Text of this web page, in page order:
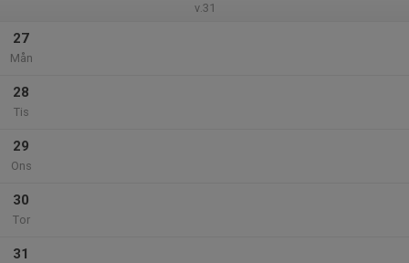
v.31
27
Mån
28
Tis
29
Ons
30
Tor
31